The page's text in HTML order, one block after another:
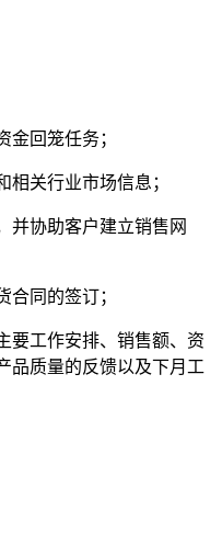
金回笼任务；
相关行业市场信息；
并协助客户建立销售网
合同的签订；
要工作安排、销售额、资
品质量的反馈以及下月工